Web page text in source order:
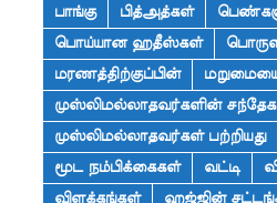
பாங்கு
பித்அத்கள்
பொய்யான ஹதீஸ்கள்
மரணத்திற்குப்பின்
முஸ்லிமல்லாதவர்களின்
முஸ்லிமல்லாதவர்கள் பற்றியது
மூட நம்பிக்கைகள்
வட்டி
விளக்கங்கள்
ஹஜ்ஜின்